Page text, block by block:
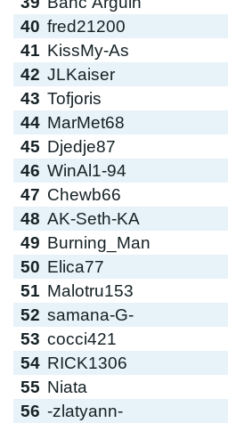
40 fred21200
41 KissMy-As
42 JLKaiser
43 Tofjoris
44 MarMet68
45 Djedje87
46 WinAl1-94
47 Chewb66
48 AK-Seth-KA
49 Burning_Man
50 Elica77
51 Malotru153
52 samana-G-
53 cocci421
54 RICK1306
55 Niata
56 -zlatyann-